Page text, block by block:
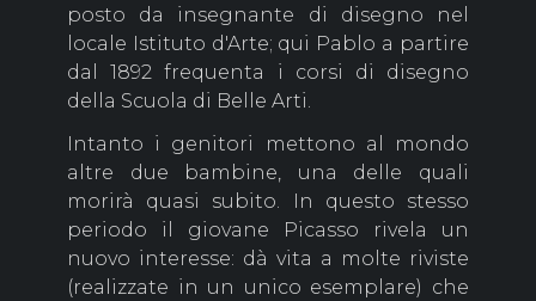
posto da insegnante di disegno nel
locale Istituto d'Arte; qui Pablo a partire
dal 1892 frequenta i corsi di disegno
della Scuola di Belle Arti.
Intanto i genitori mettono al mondo
altre due bambine, una delle quali
morirà quasi subito. In questo stesso
periodo il giovane Picasso rivela un
nuovo interesse: dà vita a molte riviste
(realizzate in un unico esemplare) che